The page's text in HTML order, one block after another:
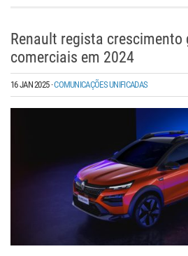
Renault regista
comerciais em 2024
16 JAN 2025·COMUNICAÇÕES UNIFICADAS